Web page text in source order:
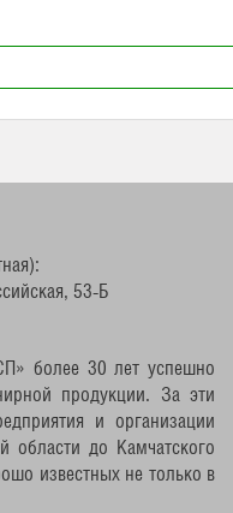
53-Б
более 30 лет успешно
продукции. За эти
и организации
области до Камчатского
известных не только в